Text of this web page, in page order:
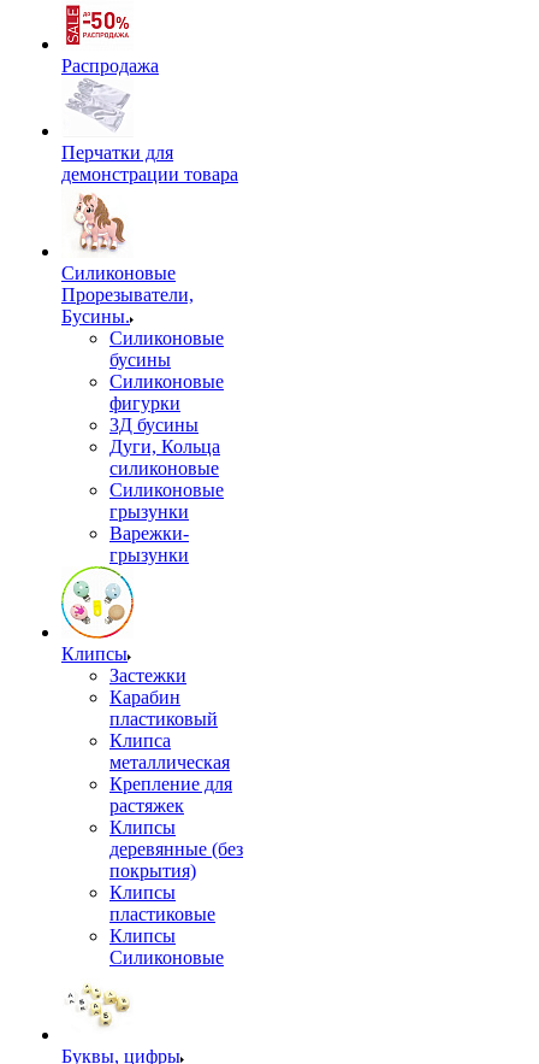
Распродажа
Перчатки для
демонстрации товара
Силиконовые
Прорезыватели,
Бусины.
Силиконовые
бусины
Силиконовые
фигурки
3Д бусины
Дуги, Кольца
силиконовые
Силиконовые
грызунки
Варежки-
грызунки
Клипсы
Застежки
Карабин
пластиковый
Клипса
металлическая
Крепление для
растяжек
Клипсы
деревянные (без
покрытия)
Клипсы
пластиковые
Клипсы
Силиконовые
Буквы, цифры